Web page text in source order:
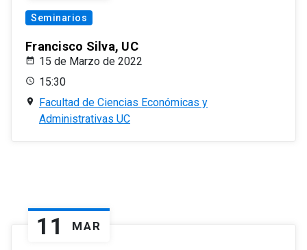
Seminarios
Francisco Silva, UC
15 de Marzo de 2022
15:30
Facultad de Ciencias Económicas y
Administrativas UC
11 MAR